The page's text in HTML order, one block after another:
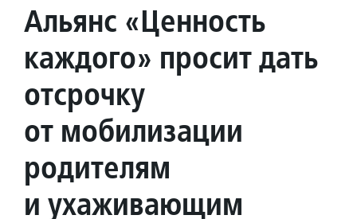
Альянс «Ценность
каждого» просит дать
отсрочку
от мобилизации
родителям
и ухаживающим